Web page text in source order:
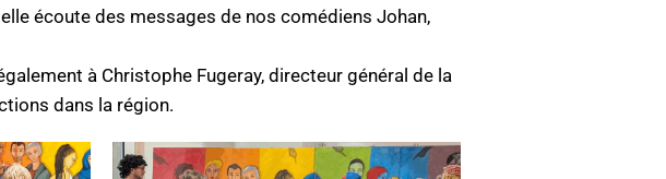
écoute des messages de nos comédiens Johan,
à Christophe Fugeray, directeur général de la
dans la région.